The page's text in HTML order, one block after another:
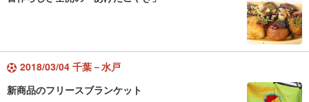
2018/03/04 千葉－水戸
新商品のフリースブランケット